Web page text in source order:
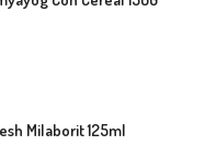
Milaborit 125ml